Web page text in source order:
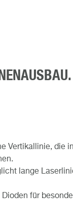
Vertikallinie, die
lange
Dioden für